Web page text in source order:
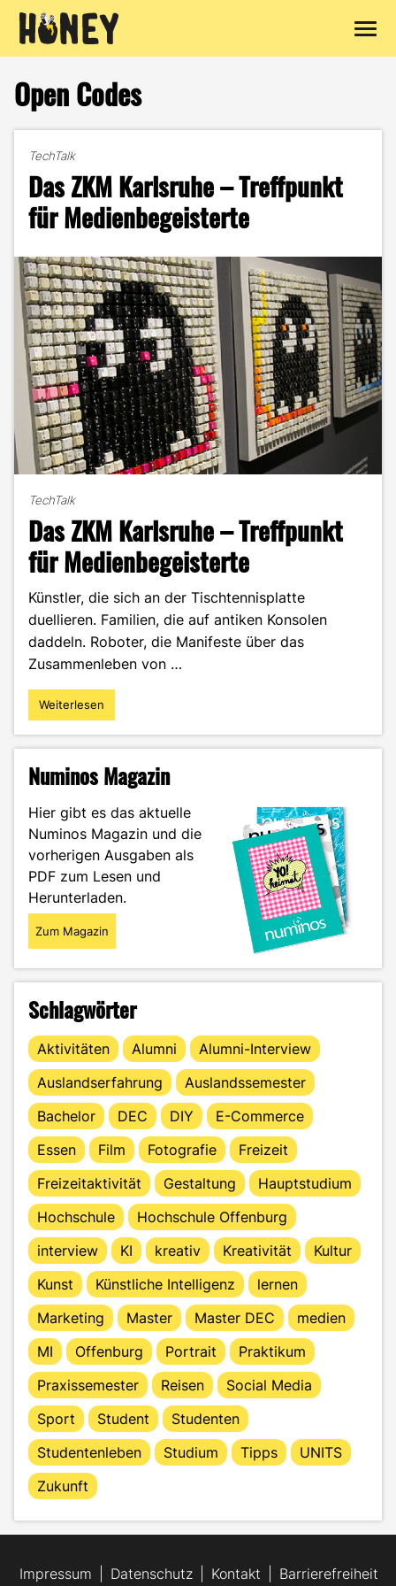
Inhalt
springen
Open Codes
TechTalk
Das ZKM Karlsruhe – Treffpunkt
für Medienbegeisterte
TechTalk
Das ZKM Karlsruhe – Treffpunkt
für Medienbegeisterte
Künstler, die sich an der Tischtennisplatte
duellieren. Familien, die auf antiken Konsolen
daddeln. Roboter, die Manifeste über das
Zusammenleben von …
"Das
ZKM
Treffpunkt
Medienbegeisterte"
Weiterlesen
Numinos Magazin
Hier gibt es das aktuelle
Numinos Magazin und die
vorherigen Ausgaben als
PDF zum Lesen und
Herunterladen.
Zum Magazin
Schlagwörter
Aktivitäten Alumni
Alumni-Interview
Auslandserfahrung
Auslandssemester
Bachelor
DEC DIY
E-Commerce
Essen
Film Fotografie
Freizeit
Freizeitaktivität
Gestaltung
Hauptstudium
Hochschule
Hochschule Offenburg
interview
KI kreativ Kreativität
Kultur
Kunst
Künstliche Intelligenz
lernen
Marketing
Master Master DEC
medien
MI
Offenburg Portrait
Praktikum
Praxissemester
Reisen
Social Media
Sport
Student
Studenten
Studentenleben
Studium Tipps
UNITS
Zukunft
Impressum Datenschutz Kontakt Barrierefreiheit